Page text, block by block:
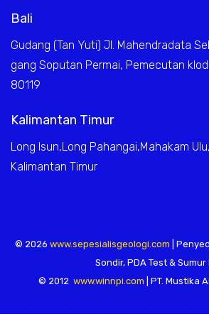
Bali
Gudang (Tan Yuti) Jl. Mahendradata
gang Soputan Permai, Pemecutan
80119
Kalimantan Timur
Long Isun,Long Pahangai,Mahakam Ulu,
Kalimantan Timur
© 2026 www.sepesialisgeologi.com |
Sondir, PDA Test & Sumur
© 2012 www.winnpi.com | PT. Mustika